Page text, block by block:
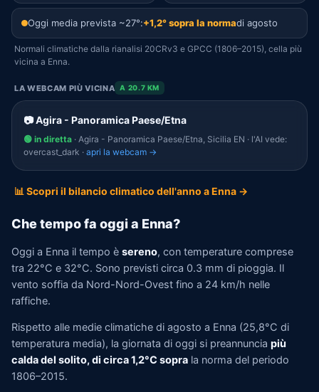
Oggi media prevista ~27°:+1,2° sopra la normadi agosto
Normali climatiche dalla rianalisi 20CRv3 e GPCC (1806–2015), cella più
vicina a Enna.
LA WEBCAM PIÙ VICINA A 20.7 KM
📷 Agira - Panoramica Paese/Etna
🟢 in diretta · Agira - Panoramica Paese/Etna, Sicilia EN · l'AI vede:
overcast_dark · apri la webcam →
📊 Scopri il bilancio climatico dell'anno a Enna →
Che tempo fa oggi a Enna?
Oggi a Enna il tempo è sereno, con temperature comprese
tra 22°C e 32°C. Sono previsti circa 0.3 mm di pioggia. Il
vento soffia da Nord-Nord-Ovest fino a 24 km/h nelle
raffiche.
Rispetto alle medie climatiche di agosto a Enna (25,8°C di
temperatura media), la giornata di oggi si preannuncia più
calda del solito, di circa 1,2°C sopra la norma del periodo
1806–2015.